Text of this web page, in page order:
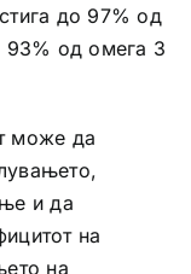
до 97% од
93% од омега 3
може да
и да
на
на